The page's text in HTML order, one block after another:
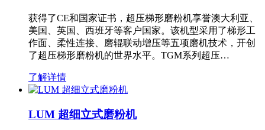
获得了CE和国家证书，超压梯形磨粉机享誉澳大利亚、
美国、英国、西班牙等客户国家。该机型采用了梯形工
作面、柔性连接、磨辊联动增压等五项磨机技术，开创
了超压梯形磨粉机的世界水平。TGM系列超压…
了解详情
LUM 超细立式磨粉机